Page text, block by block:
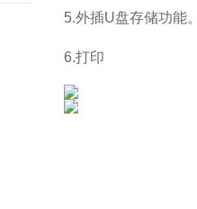
5.外插U盘存储功能
6.打印